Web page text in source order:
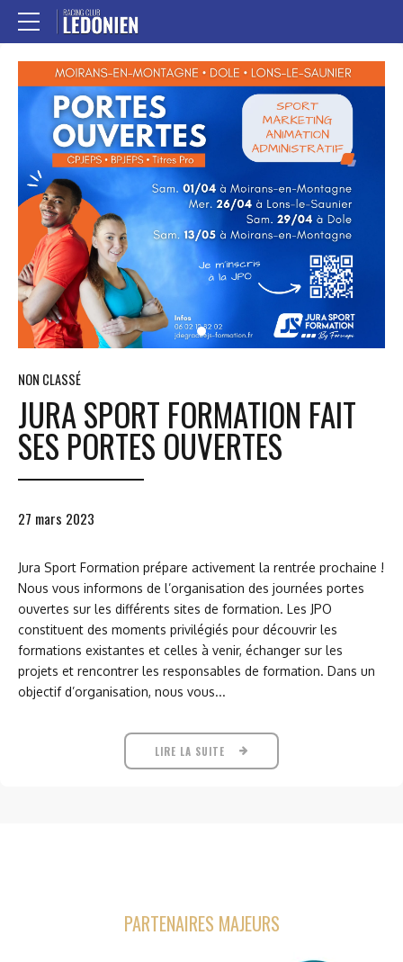
NON CLASSÉ
JURA SPORT FORMATION FAIT
SES PORTES OUVERTES
27 mars 2023
Jura Sport Formation prépare activement la rentrée prochaine !
Nous vous informons de l’organisation des journées portes
ouvertes sur les différents sites de formation. Les JPO
constituent des moments privilégiés pour découvrir les
formations existantes et celles à venir, échanger sur les
projets et rencontrer les responsables de formation. Dans un
objectif d’organisation, nous vous...
LIRE LA SUITE
PARTENAIRES MAJEURS